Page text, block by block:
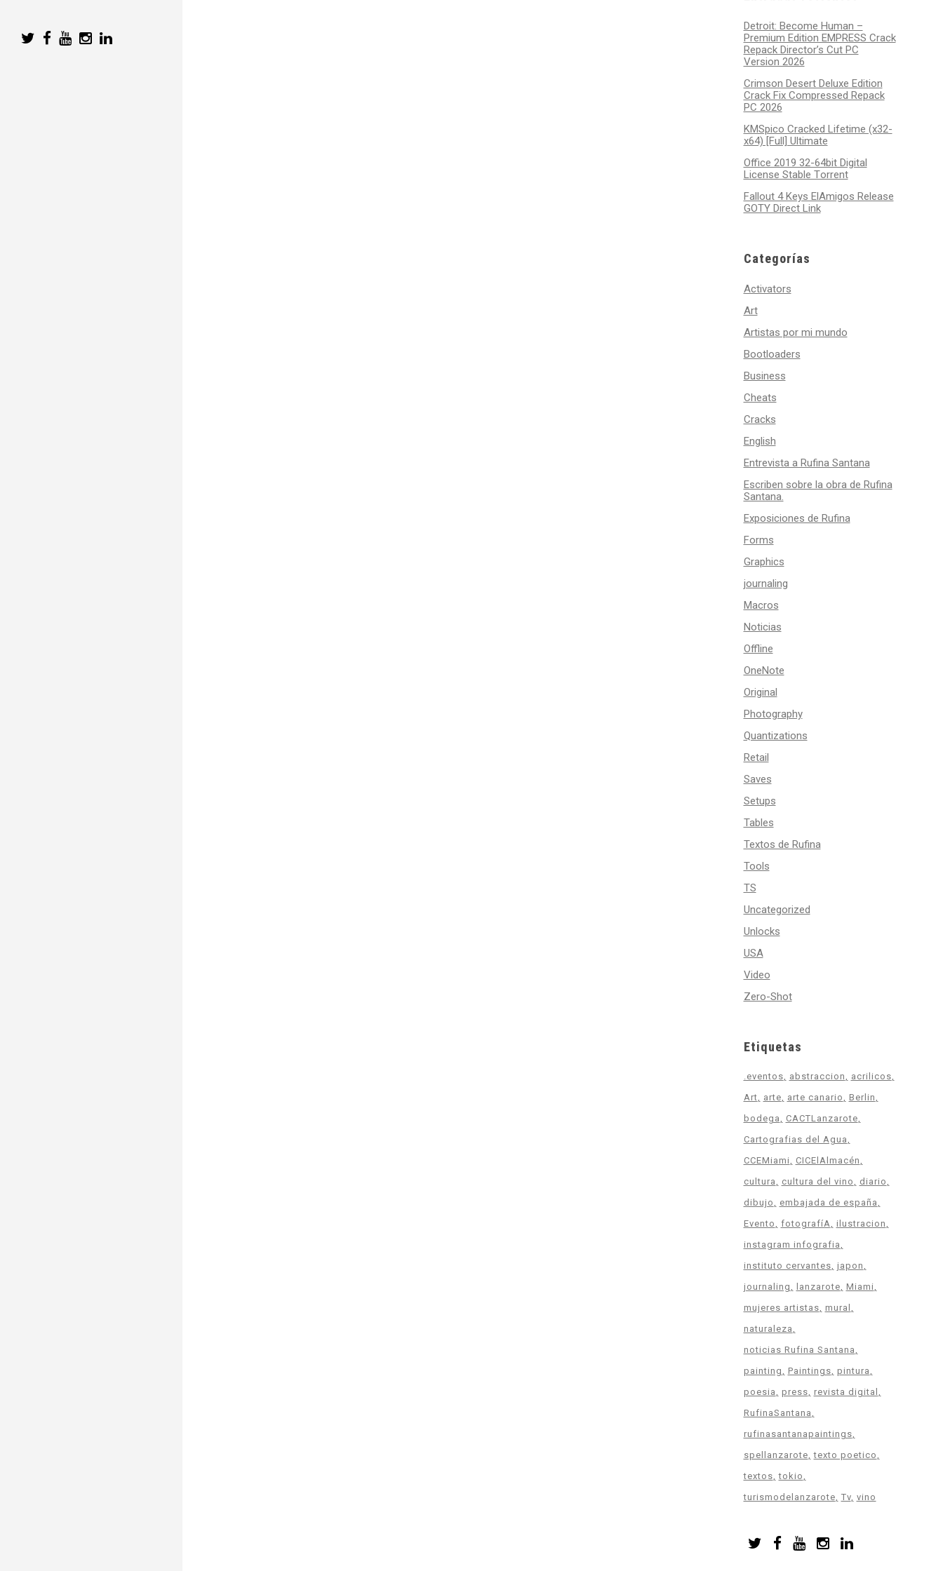
Detroit: Become Human –
Premium Edition EMPRESS Crack
Repack Director’s Cut PC
Version 2026
Crimson Desert Deluxe Edition
Crack Fix Compressed Repack
PC 2026
KMSpico Cracked Lifetime (x32-
x64) [Full] Ultimate
Office 2019 32-64bit Digital
License Stable Tоrrеnt
Fallout 4 Keys ElAmigos Release
GOTY Direct Link
Categorías
Activators
Art
Artistas por mi mundo
Bootloaders
Business
Cheats
Cracks
English
Entrevista a Rufina Santana
Escriben sobre la obra de Rufina
Santana.
Exposiciones de Rufina
Forms
Graphics
journaling
Macros
Noticias
Offline
OneNote
Original
Photography
Quantizations
Retail
Saves
Setups
Tables
Textos de Rufina
Tools
TS
Uncategorized
Unlocks
USA
Video
Zero-Shot
Etiquetas
.eventos abstraccion
acrilicos
Art
arte arte canario
Berlin
bodega
CACTLanzarote
Cartografias del Agua
CCEMiami
CICElAlmacén
cultura
cultura del vino
diario
dibujo
embajada de españa
Evento
fotografíA ilustracion
instagram infografia
instituto cervantes japon
journaling
lanzarote Miami
mujeres artistas mural
naturaleza
noticias Rufina Santana
painting
Paintings pintura
poesia
press revista digital
RufinaSantana
rufinasantanapaintings
spellanzarote texto poetico
textos tokio
turismodelanzarote Tv vino